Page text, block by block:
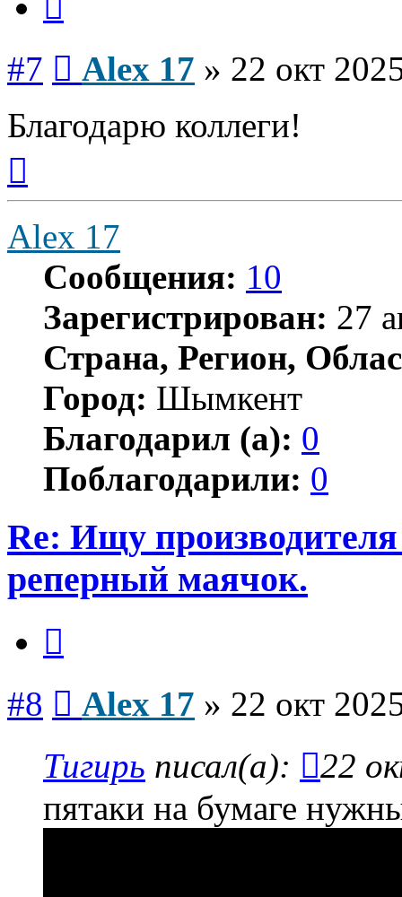
#7 Alex 17 » 22 окт
Благодарю коллеги!
началу
Alex 17
Сообщения: 10
Зарегистрирован: 27
Страна, Регион,
Город: Шымкент
Благодарил (а): 0
Поблагодарили: 0
Re: Ищу
реперный маячок.
#8 Alex 17 » 22 окт
Тигирь писал(а):
22
пятаки на бумаге